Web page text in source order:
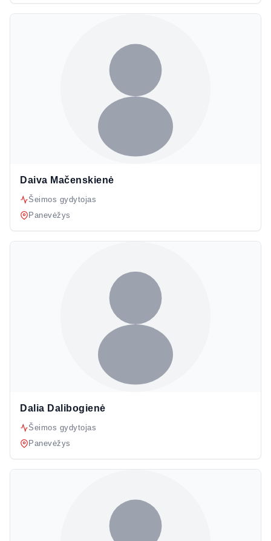
Daiva Mačenskienė
Šeimos gydytojas
Panevėžys
Dalia Dalibogienė
Šeimos gydytojas
Panevėžys